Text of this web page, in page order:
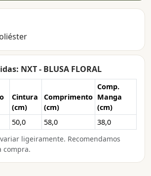
NXT - BLUSA FLORAL
Cintura
(cm)
Comprimento
(cm)
Comp.
Manga
(cm)
50,0 58,0
38,0
ligeiramente. Recomendamos
compra.